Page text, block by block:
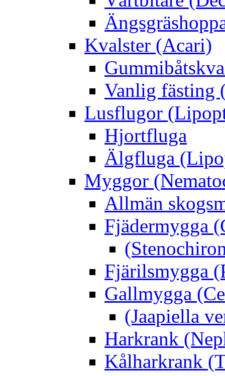
Kvalster (Acari)
Vanlig fästing
Lusflugor
Hjortfluga
Älgfluga
Myggor
Allmän
Fjädermygga
Fjärilsmygga
Gallmygga
(Jaapiella
Harkrank
Kålharkrank